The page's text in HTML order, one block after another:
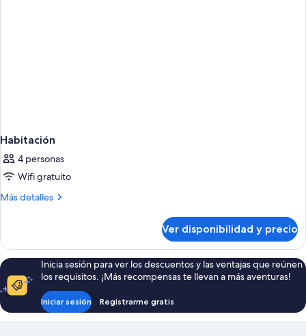
Habitación
4 personas
Wifi gratuito
Más detalles
Más
Ver disponibilidad y precio
Inicia sesión para ver los descuentos y las ventajas que reúnen
los requisitos. ¡Más recompensas te llevan a más aventuras!
Iniciar sesión Registrarme gratis